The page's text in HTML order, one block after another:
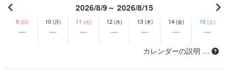
2026/8/9～ 2026/8/15
9 (日) 10 (月) 11 (火) 12 (水) 13 (木) 14 (金) 15 (土)
カレンダーの説明 …